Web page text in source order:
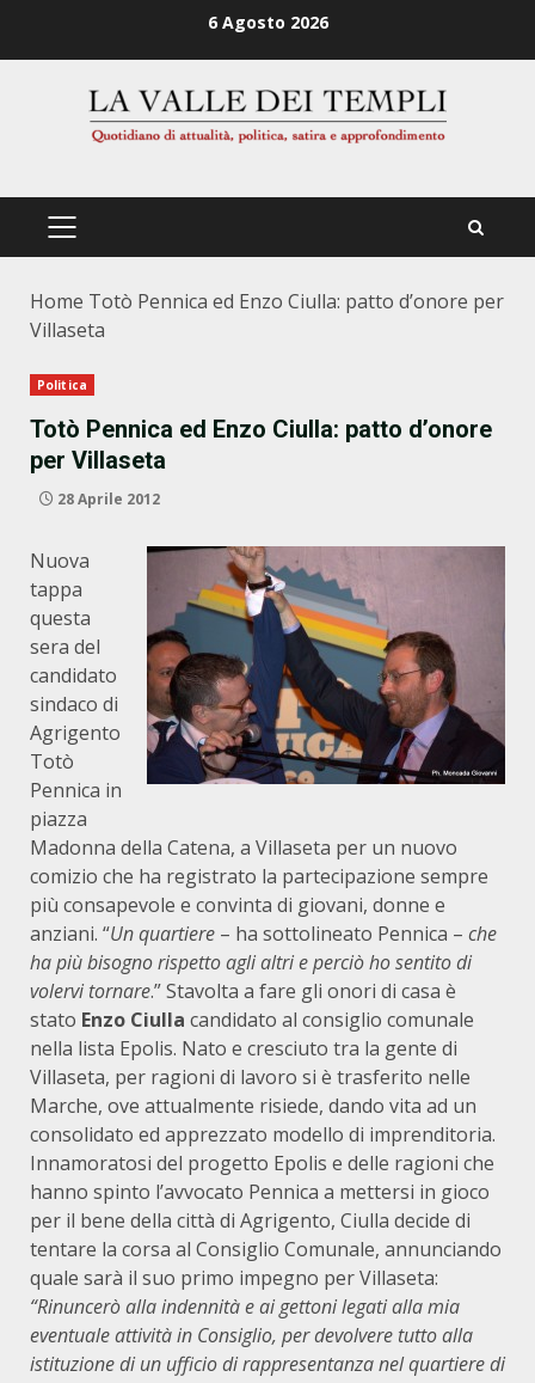
6 Agosto 2026
PRIMÄRES
Home Totò Pennica ed Enzo Ciulla: patto d’onore per
Villaseta
Politica
Totò Pennica ed Enzo Ciulla: patto d’onore
per Villaseta
28 Aprile 2012
Nuova
tappa
questa
sera del
candidato
sindaco di
Agrigento
Totò
Pennica in
piazza
Madonna della Catena, a Villaseta per un nuovo
comizio che ha registrato la partecipazione sempre
più consapevole e convinta di giovani, donne e
anziani. “Un quartiere – ha sottolineato Pennica – che
ha più bisogno rispetto agli altri e perciò ho sentito di
volervi tornare.” Stavolta a fare gli onori di casa è
stato Enzo Ciulla candidato al consiglio comunale
nella lista Epolis. Nato e cresciuto tra la gente di
Villaseta, per ragioni di lavoro si è trasferito nelle
Marche, ove attualmente risiede, dando vita ad un
consolidato ed apprezzato modello di imprenditoria.
Innamoratosi del progetto Epolis e delle ragioni che
hanno spinto l’avvocato Pennica a mettersi in gioco
per il bene della città di Agrigento, Ciulla decide di
tentare la corsa al Consiglio Comunale, annunciando
quale sarà il suo primo impegno per Villaseta:
“Rinuncerò alla indennità e ai gettoni legati alla mia
eventuale attività in Consiglio, per devolvere tutto alla
istituzione di un ufficio di rappresentanza nel quartiere di